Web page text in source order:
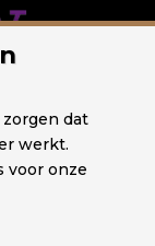
dat
werkt.
voor onze